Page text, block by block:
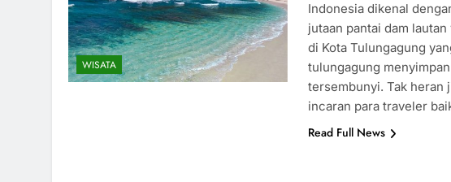
WISATA
Indonesia dikenal
jutaan pantai dam
di Kota Tulungagung
tulungagung
tersembunyi. Tak heran
incaran para traveler
Read Full News